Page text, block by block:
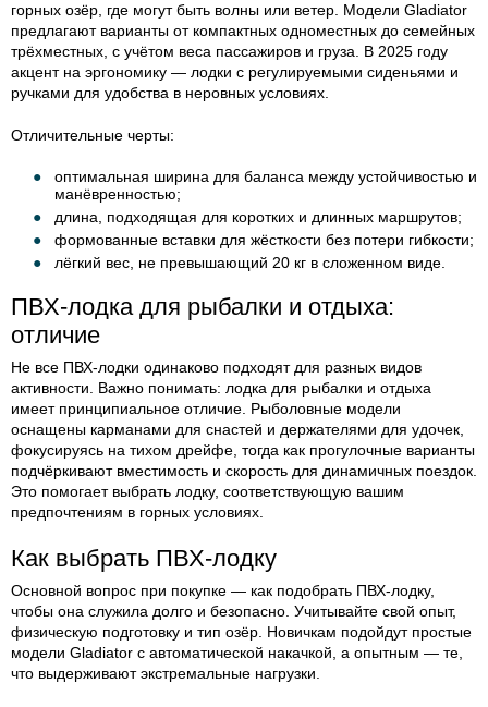
горных озёр, где могут быть волны или ветер. Модели Gladiator
предлагают варианты от компактных одноместных до семейных
трёхместных, с учётом веса пассажиров и груза. В 2025 году
акцент на эргономику — лодки с регулируемыми сиденьями и
ручками для удобства в неровных условиях.
Отличительные черты:
оптимальная ширина для баланса между устойчивостью и
манёвренностью;
длина, подходящая для коротких и длинных маршрутов;
формованные вставки для жёсткости без потери гибкости;
лёгкий вес, не превышающий 20 кг в сложенном виде.
ПВХ-лодка для рыбалки и отдыха:
отличие
Не все ПВХ-лодки одинаково подходят для разных видов
активности. Важно понимать: лодка для рыбалки и отдыха
имеет принципиальное отличие. Рыболовные модели
оснащены карманами для снастей и держателями для удочек,
фокусируясь на тихом дрейфе, тогда как прогулочные варианты
подчёркивают вместимость и скорость для динамичных поездок.
Это помогает выбрать лодку, соответствующую вашим
предпочтениям в горных условиях.
Как выбрать ПВХ-лодку
Основной вопрос при покупке — как подобрать ПВХ-лодку,
чтобы она служила долго и безопасно. Учитывайте свой опыт,
физическую подготовку и тип озёр. Новичкам подойдут простые
модели Gladiator с автоматической накачкой, а опытным — те,
что выдерживают экстремальные нагрузки.